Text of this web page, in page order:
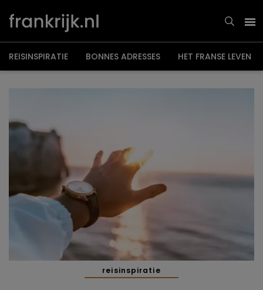
naar
inhoud
REISINSPIRATIE BONNES ADRESSES HET FRANSE LEVEN
reisinspiratie